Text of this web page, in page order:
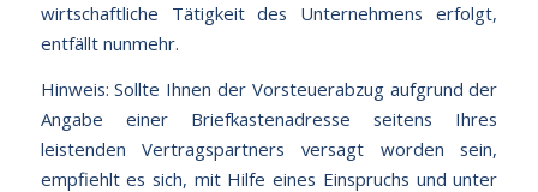
wirtschaftliche Tätigkeit des Unternehmens erfolgt,
entfällt nunmehr.
Hinweis: Sollte Ihnen der Vorsteuerabzug aufgrund der
Angabe einer Briefkastenadresse seitens Ihres
leistenden Vertragspartners versagt worden sein,
empfiehlt es sich, mit Hilfe eines Einspruchs und unter